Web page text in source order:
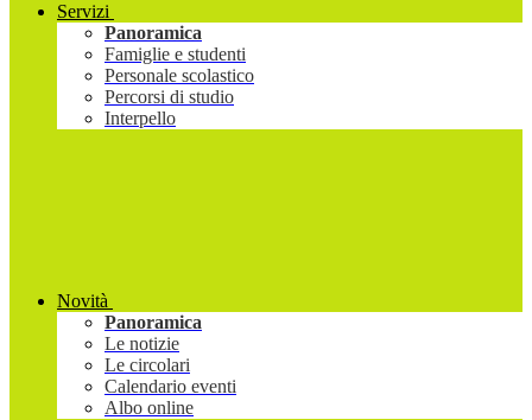
Servizi
Panoramica
Famiglie e studenti
Personale scolastico
Percorsi di studio
Interpello
Novità
Panoramica
Le notizie
Le circolari
Calendario eventi
Albo online